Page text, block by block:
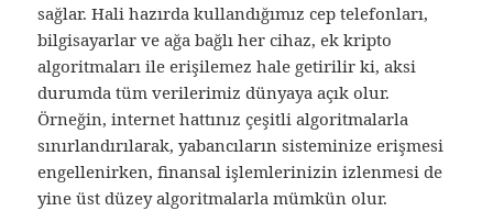
sağlar. Hali hazırda kullandığımız cep telefonları,
bilgisayarlar ve ağa bağlı her cihaz, ek kripto
algoritmaları ile erişilemez hale getirilir ki, aksi
durumda tüm verilerimiz dünyaya açık olur.
Örneğin, internet hattınız çeşitli algoritmalarla
sınırlandırılarak, yabancıların sisteminize erişmesi
engellenirken, finansal işlemlerinizin izlenmesi de
yine üst düzey algoritmalarla mümkün olur.